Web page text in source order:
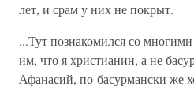
лет, и срам у них не покрыт.
...Тут познакомился со
им, что я христианин, а не
Афанасий, по-басурмански же